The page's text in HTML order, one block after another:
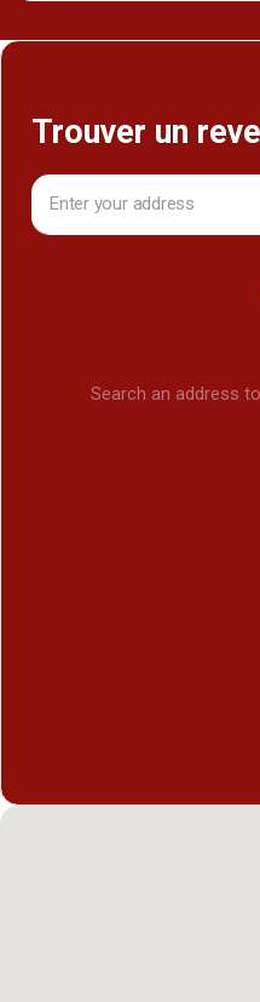
Trouver un
Search an address